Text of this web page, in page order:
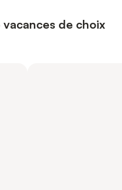
de choix